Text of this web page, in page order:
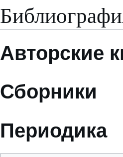
Авторские
Сборники
Периодика